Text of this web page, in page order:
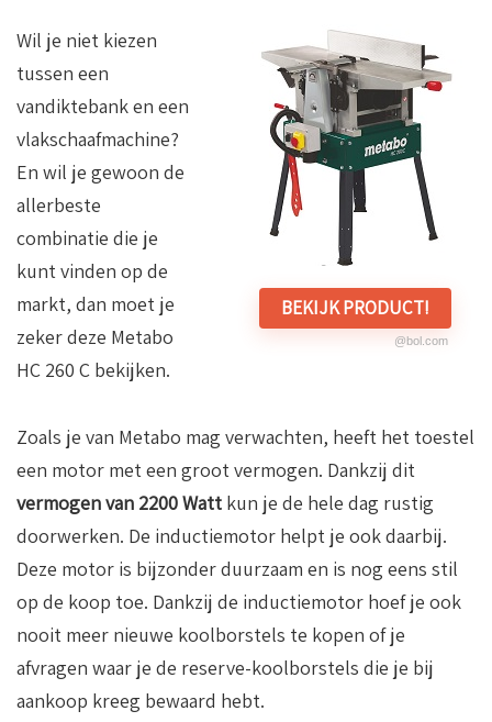
BEKIJK PRODUCT!
@bol.com
Wil je niet kiezen
tussen een
vandiktebank en een
vlakschaafmachine?
En wil je gewoon de
allerbeste
combinatie die je
kunt vinden op de
markt, dan moet je
zeker deze Metabo
HC 260 C bekijken.
Zoals je van Metabo mag verwachten, heeft het toestel
een motor met een groot vermogen. Dankzij dit
vermogen van 2200 Watt kun je de hele dag rustig
doorwerken. De inductiemotor helpt je ook daarbij.
Deze motor is bijzonder duurzaam en is nog eens stil
op de koop toe. Dankzij de inductiemotor hoef je ook
nooit meer nieuwe koolborstels te kopen of je
afvragen waar je de reserve-koolborstels die je bij
aankoop kreeg bewaard hebt.